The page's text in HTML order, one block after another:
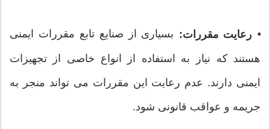
• رعایت مقررات: بسیاری از صنایع تابع مقررات ایمنی
هستند که نیاز به استفاده از انواع خاصی از تجهیزات
ایمنی دارند. عدم رعایت این مقررات می تواند منجر به
جریمه و عواقب قانونی شود.